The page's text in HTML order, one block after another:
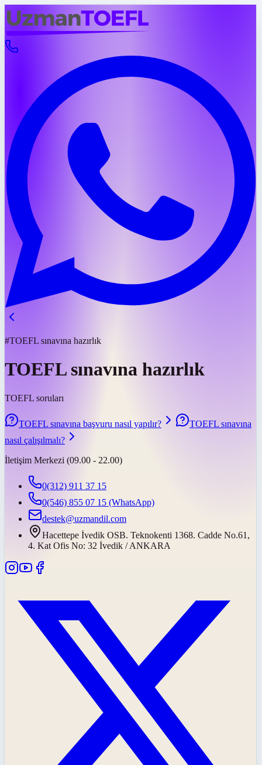
#TOEFL sınavına hazırlık
TOEFL sınavına hazırlık
TOEFL soruları
TOEFL sınavına başvuru nasıl yapılır?
TOEFL sınavına
nasıl çalışılmalı?
İletişim Merkezi (09.00 - 22.00)
0(312) 911 37 15
0(546) 855 07 15 (WhatsApp)
destek@uzmandil.com
Hacettepe İvedik OSB. Teknokenti 1368. Cadde No.61,
4. Kat Ofis No: 32 İvedik / ANKARA